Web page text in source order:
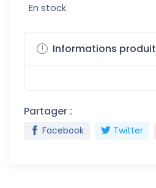
En stock
Informations produit
Partager :
Facebook Twitter